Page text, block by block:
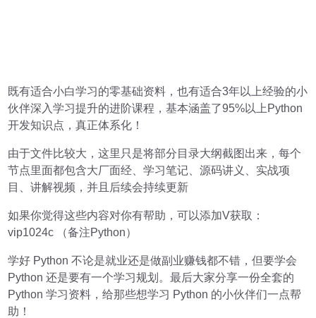
既有适合小白学习的零基础资料，也有适合3年以上经验的小
伙伴深入学习提升的进阶课程，基本涵盖了95%以上Python
开发知识点，真正体系化！
由于文件比较大，这里只是将部分目录大纲截图出来，每个
节点里面都包含大厂面经、学习笔记、源码讲义、实战项
目、讲解视频，并且后续会持续更新
如果你觉得这些内容对你有帮助，可以添加V获取：
vip1024c （备注Python）
学好 Python 不论是就业还是做副业赚钱都不错，但要学会
Python 还是要有一个学习规划。最后大家分享一份全套的
Python 学习资料，给那些想学习 Python 的小伙伴们一点帮
助！